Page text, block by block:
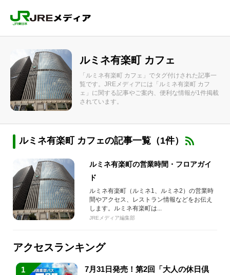
ルミネ有楽町 カフェ
「ルミネ有楽町 カフェ」でタグ付けされた記事一
覧です。JREメディアには「ルミネ有楽町 カフ
ェ」に関する記事やご案内、便利な情報が1件掲載
されています。
ルミネ有楽町 カフェの記事一覧（1件）
ルミネ有楽町の営業時間・フロアガイ
ド
ルミネ有楽町（ルミネ1、ルミネ2）の営業時
間やアクセス、レストラン情報などをお伝え
します。ルミネ有楽町は...
JREメディア編集部
アクセスランキング
1
7月31日発売！第2回「大人の休日倶